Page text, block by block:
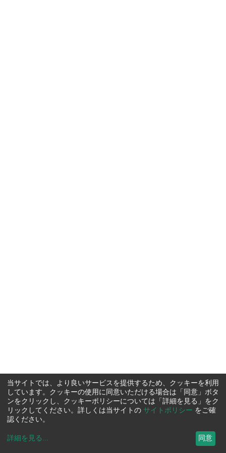
当サイトでは、より良いサービスを提供するため、クッキーを利用
しています。クッキーの使用に同意いただける場合は「同意」ボタ
ンをクリックし、クッキーポリシーについては「詳細を見る」をク
リックしてください。詳しくは当サイトの サイトポリシー をご確
認ください。
詳細を見る ... 同意